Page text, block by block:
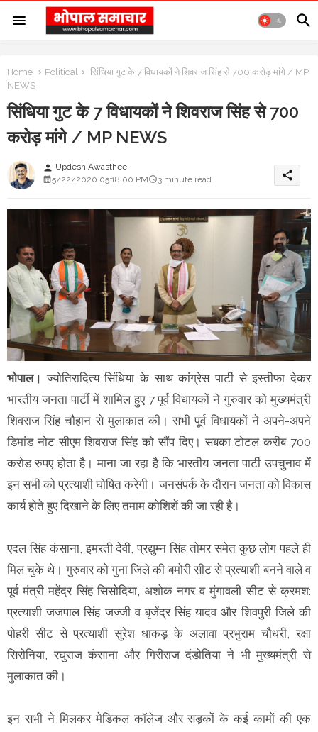
Home Political
सिंधिया गुट के 7 विधायकों ने शिवराज सिंह से 700 करोड़ मांगे / MP
NEWS
सिंधिया गुट के 7 विधायकों ने शिवराज सिंह से 700
करोड़ मांगे / MP NEWS
person Updesh Awasthee
5/22/2020 05:18:00 PM
3 minute read share
भोपाल। ज्योतिरादित्य सिंधिया के साथ कांग्रेस पार्टी से इस्तीफा देकर
भारतीय जनता पार्टी में शामिल हुए 7 पूर्व विधायकों ने गुरुवार को मुख्यमंत्री
शिवराज सिंह चौहान से मुलाकात की। सभी पूर्व विधायकों ने अपने-अपने
डिमांड नोट सीएम शिवराज सिंह को सौंप दिए। सबका टोटल करीब 700
करोड रुपए होता है। माना जा रहा है कि भारतीय जनता पार्टी उपचुनाव में
इन सभी को प्रत्याशी घोषित करेगी। जनसंपर्क के दौरान जनता को विकास
कार्य होते हुए दिखाने के लिए तमाम कोशिशें की जा रही है।
एदल सिंह कंसाना, इमरती देवी, प्रद्युम्न सिंह तोमर समेत कुछ लोग पहले ही
मिल चुके थे। गुरुवार को गुना जिले की बमोरी सीट से प्रत्याशी बनने वाले व
पूर्व मंत्री महेंद्र सिंह सिसोदिया, अशोक नगर व मुंगावली सीट से क्रमश:
प्रत्याशी जजपाल सिंह जज्जी व बृजेंद्र सिंह यादव और शिवपुरी जिले की
पोहरी सीट से प्रत्याशी सुरेश धाकड़ के अलावा प्रभुराम चौधरी, रक्षा
सिरोनिया, रघुराज कंसाना और गिरीराज दंडोतिया ने भी मुख्यमंत्री से
मुलाकात की।
इन सभी ने मिलकर मेडिकल कॉलेज और सड़कों के कई कामों की एक